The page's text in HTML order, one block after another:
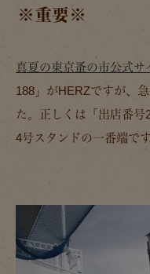
※重要※
真夏の東京蚤の市公式サ
188」がHERZですが、
た。正しくは「出店番号
4号スタンドの一番端で